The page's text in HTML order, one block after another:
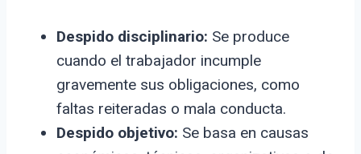
Despido disciplinario: Se produce
cuando el trabajador incumple
gravemente sus obligaciones, como
faltas reiteradas o mala conducta.
Despido objetivo: Se basa en causas